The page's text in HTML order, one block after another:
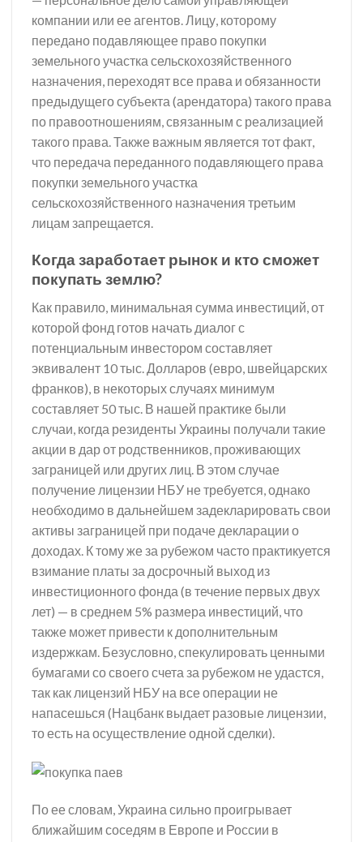
компании или ее агентов. Лицу, которому
передано подавляющее право покупки
земельного участка сельскохозяйственного
назначения, переходят все права и обязанности
предыдущего субъекта (арендатора) такого права
по правоотношениям, связанным с реализацией
такого права. Также важным является тот факт,
что передача переданного подавляющего права
покупки земельного участка
сельскохозяйственного назначения третьим
лицам запрещается.
Когда заработает рынок и кто сможет
покупать землю?
Как правило, минимальная сумма инвестиций, от
которой фонд готов начать диалог с
потенциальным инвестором составляет
эквивалент 10 тыс. Долларов (евро, швейцарских
франков), в некоторых случаях минимум
составляет 50 тыс. В нашей практике были
случаи, когда резиденты Украины получали такие
акции в дар от родственников, проживающих
заграницей или других лиц. В этом случае
получение лицензии НБУ не требуется, однако
необходимо в дальнейшем задекларировать свои
активы заграницей при подаче декларации о
доходах. К тому же за рубежом часто практикуется
взимание платы за досрочный выход из
инвестиционного фонда (в течение первых двух
лет) — в среднем 5% размера инвестиций, что
также может привести к дополнительным
издержкам. Безусловно, спекулировать ценными
бумагами со своего счета за рубежом не удастся,
так как лицензий НБУ на все операции не
напасешься (Нацбанк выдает разовые лицензии,
то есть на осуществление одной сделки).
По ее словам, Украина сильно проигрывает
ближайшим соседям в Европе и России в